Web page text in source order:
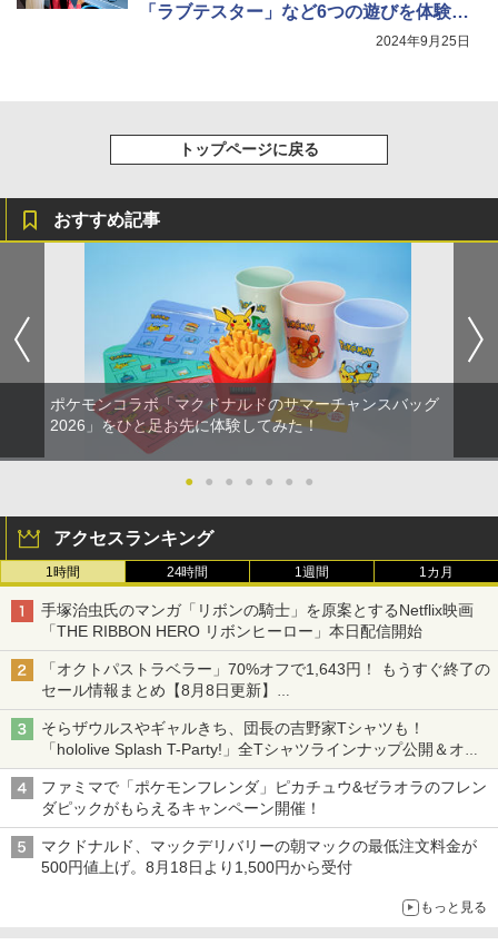
「ラブテスター」など6つの遊びを体験可
2024年9月25日
トップページに戻る
おすすめ記事
ポケモンコラボ「マクドナルドのサマーチャンスバッグ
2026」をひと足お先に体験してみた！
● ● ● ● ● ● ●
アクセスランキング
1時間 24時間 1週間 1カ月
手塚治虫氏のマンガ「リボンの騎士」を原案とするNetflix映画
「THE RIBBON HERO リボンヒーロー」本日配信開始
「オクトパストラベラー」70%オフで1,643円！ もうすぐ終了の
セール情報まとめ【8月8日更新】
ニンテンドーeショップでは「大神 絶景版」が67%オフで990円
そらザウルスやギャルきち、団長の吉野家Tシャツも！
「hololive Splash T-Party!」全Tシャツラインナップ公開＆オン
ライン販売開始
ファミマで「ポケモンフレンダ」ピカチュウ&ゼラオラのフレン
ダピックがもらえるキャンペーン開催！
マクドナルド、マックデリバリーの朝マックの最低注文料金が
500円値上げ。8月18日より1,500円から受付
もっと見る